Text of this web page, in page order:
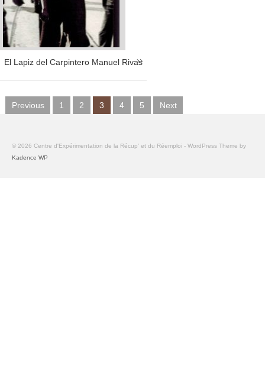
El Lapiz del Carpintero Manuel Rivas
Previous 1 2 3 4 5 Next
© 2026 Centre d'Expérimentation de la Récup' et du Réemploi - WordPress Theme by
Kadence WP